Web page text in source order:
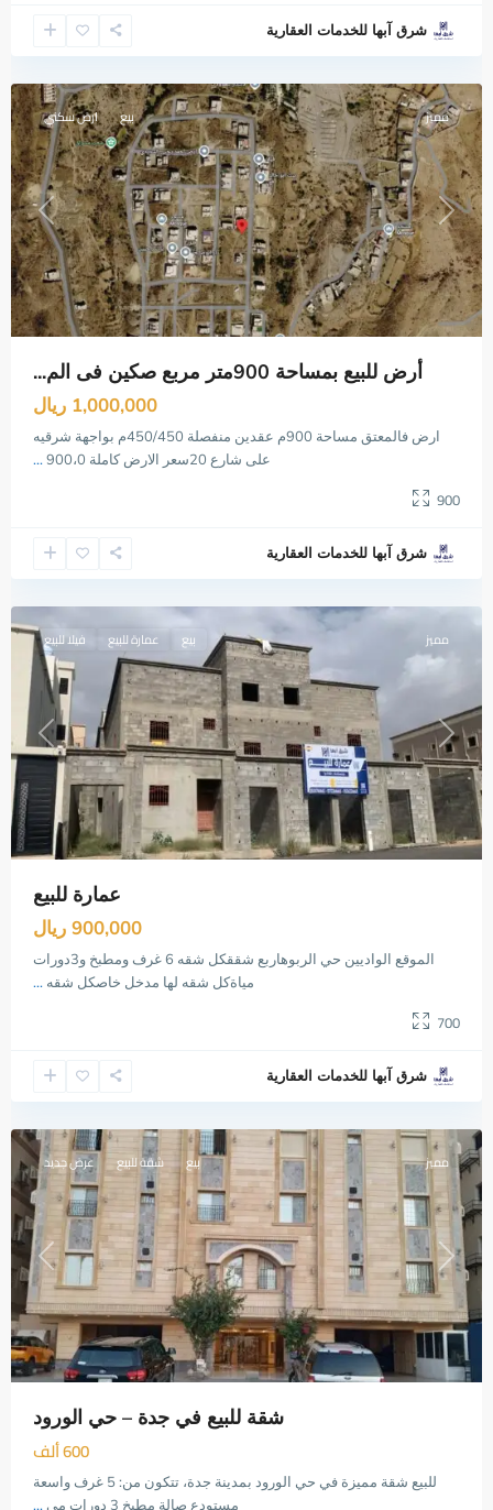
شرق آبها للخدمات العقاريةالمعتق,
Next
مميز بيع ارض سكني
أرض للبيع بمساحة 900متر مربع صكين فى الم...
1,000,000 ريال
ارض فالمعتق مساحة 900م عقدين منفصلة 450/450م بواجهة شرقيه
على شارع 20سعر الارض كاملة 900،0
...
900
شرق آبها للخدمات العقارية
العنود
رفيده
Next
مميز بيع عمارة للبيع فيلا للبيع
عمارة للبيع
900,000 ريال
الموقع الواديين حي الربوهاربع شققكل شقه 6 غرف ومطبخ و3دورات
مياةكل شقه لها مدخل خاصكل شقه ...
700
شرق آبها للخدمات العقاريةالورود,
Next
مميز بيع شقة للبيع عرض جديد
شقة للبيع في جدة – حي الورود
600 ألف
للبيع شقة مميزة في حي الورود بمدينة جدة، تتكون من: 5 غرف واسعة
مستودع صالة مطبخ 3 دورات مي
...